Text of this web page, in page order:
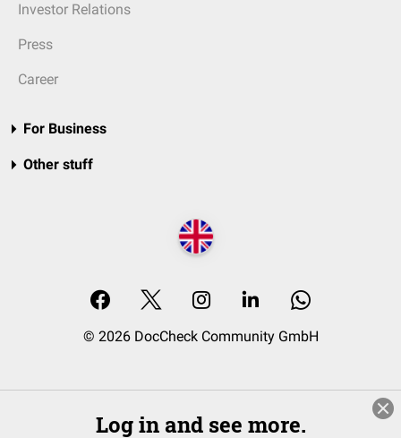
Investor Relations
Press
Career
For Business
Other stuff
© 2026 DocCheck Community GmbH
Log in and see more.